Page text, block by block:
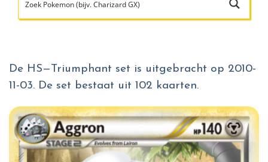
De HS—Triumphant set is uitgebracht op 2010-
11-03. De set bestaat uit 102 kaarten.